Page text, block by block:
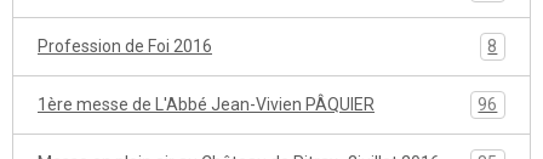
Profession de Foi 2016 8
1ère messe de L'Abbé Jean-Vivien PÂQUIER 96